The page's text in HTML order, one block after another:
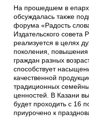
На прошедшем в
обсуждалась также
форума «Радость
Издательского совета
реализуется в целях
поколения, повышения
граждан разных
способствует
качественной
традиционных
ценностей. В Казани
будет проходить с 16
приурочено к